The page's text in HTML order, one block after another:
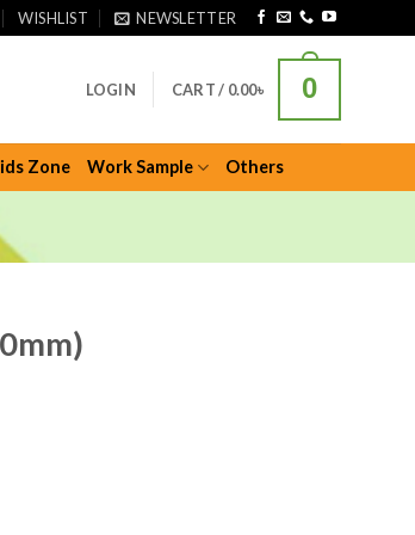
WISHLIST NEWSLETTER
LOGIN CART / 0.00৳ 0
Zone Work Sample Others